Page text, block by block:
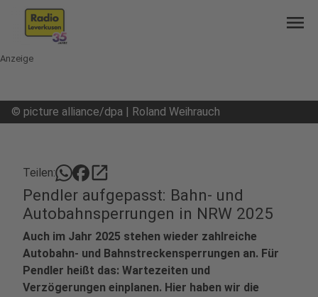
menu
Anzeige
© picture alliance/dpa | Roland Weihrauch
Teilen: open_in_new
Pendler aufgepasst: Bahn- und
Autobahnsperrungen in NRW 2025
Auch im Jahr 2025 stehen wieder zahlreiche
Autobahn- und Bahnstreckensperrungen an. Für
Pendler heißt das: Wartezeiten und
Verzögerungen einplanen. Hier haben wir die